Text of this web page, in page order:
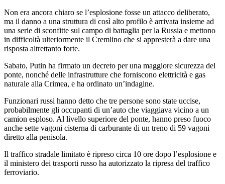
Non era ancora chiaro se l’esplosione fosse un attacco deliberato,
ma il danno a una struttura di così alto profilo è arrivata insieme ad
una serie di sconfitte sul campo di battaglia per la Russia e mettono
in difficoltà ulteriormente il Cremlino che si appresterà a dare una
risposta altrettanto forte.
Sabato, Putin ha firmato un decreto per una maggiore sicurezza del
ponte, nonché delle infrastrutture che forniscono elettricità e gas
naturale alla Crimea, e ha ordinato un’indagine.
Funzionari russi hanno detto che tre persone sono state uccise,
probabilmente gli occupanti di un’auto che viaggiava vicino a un
camion esploso. Al livello superiore del ponte, hanno preso fuoco
anche sette vagoni cisterna di carburante di un treno di 59 vagoni
diretto alla penisola.
Il traffico stradale limitato è ripreso circa 10 ore dopo l’esplosione e
il ministero dei trasporti russo ha autorizzato la ripresa del traffico
ferroviario.